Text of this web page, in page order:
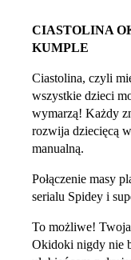
CIASTOLINA
KUMPLE
Ciastolina, czyli
wszystkie dzieci
wymarzą! Każdy
rozwija dziecięcą
manualną.
Połączenie masy
serialu Spidey i
To możliwe!
Okidoki nigdy nie